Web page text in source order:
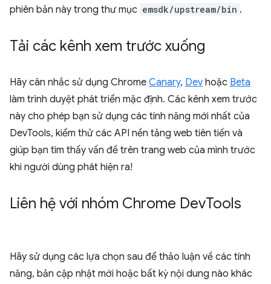
phiên bản này trong thư mục emsdk/upstream/bin .
Tải các kênh xem trước xuống
Hãy cân nhắc sử dụng Chrome Canary, Dev hoặc Beta
làm trình duyệt phát triển mặc định. Các kênh xem trước
này cho phép bạn sử dụng các tính năng mới nhất của
DevTools, kiểm thử các API nền tảng web tiên tiến và
giúp bạn tìm thấy vấn đề trên trang web của mình trước
khi người dùng phát hiện ra!
Liên hệ với nhóm Chrome DevTools
Hãy sử dụng các lựa chọn sau để thảo luận về các tính
năng, bản cập nhật mới hoặc bất kỳ nội dung nào khác